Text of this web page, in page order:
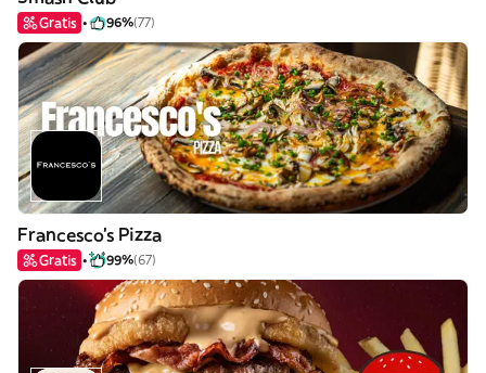
Gratis 96%(77)
Francesco's Pizza
Gratis 99%(67)